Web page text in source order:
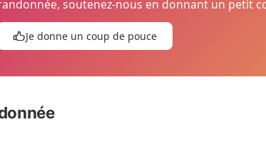
soutenez-nous en donnant un petit
Je donne un coup de pouce